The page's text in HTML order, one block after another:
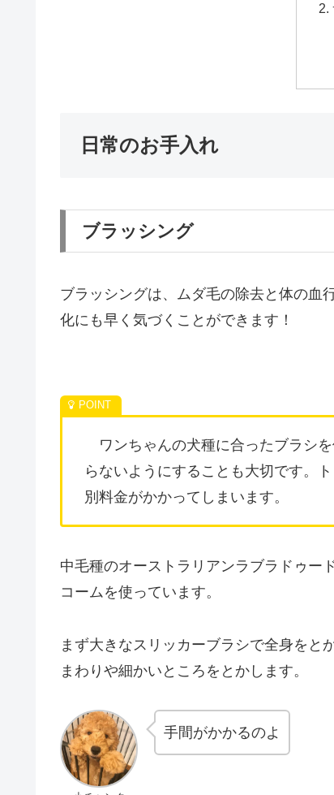
日常のお手入れ
ブラッシング
ブラッシングは、ムダ毛の除去と体の血
化にも早く気づくことができます！
ワンちゃんの犬種に合ったブラシ
らないようにすることも大切です。
別料金がかかってしまいます。
中毛種のオーストラリアンラブラドゥー
コームを使っています。
まず大きなスリッカーブラシで全身を
まわりや細かいところをとかします。
手間がかかるのよ